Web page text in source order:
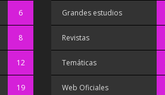
6
8
12
19
Grandes estudios
Revistas
Temáticas
Web Oficiales